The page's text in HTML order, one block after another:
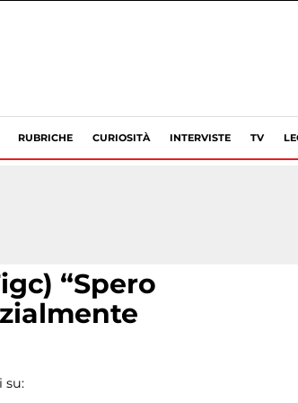
RUBRICHE CURIOSITÀ INTERVISTE TV
“Spero
su: